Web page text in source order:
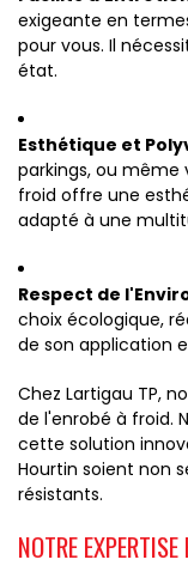
exigeante en
pour vous. Il
état.
Esthétique et
parkings, ou même
froid offre une
adapté à une
Respect de
choix écologique,
de son application
Chez Lartigau TP,
de l'enrobé à froid.
cette solution
Hourtin soient non
résistants.
NOTRE